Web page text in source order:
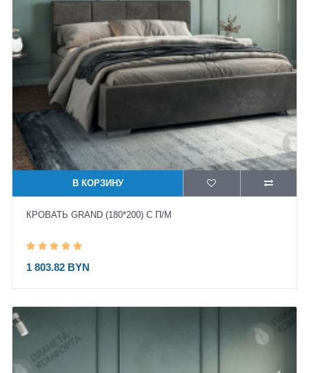
В КОРЗИНУ
КРОВАТЬ GRAND (180*200) С П/М
1 803.82 BYN